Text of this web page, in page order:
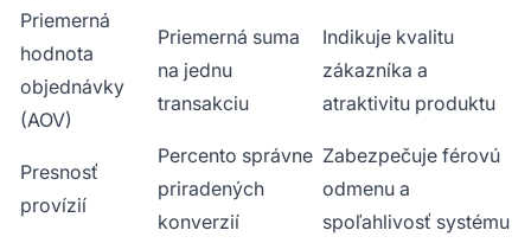
Priemerná
hodnota
objednávky
(AOV)
Priemerná suma
na jednu
transakciu
Indikuje kvalitu
zákazníka a
atraktivitu produktu
Presnosť
provízií
Percento správne
priradených
konverzií
Zabezpečuje férovú
odmenu a
spoľahlivosť systému